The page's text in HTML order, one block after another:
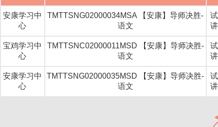
安康学习中
心
TMTTSNG02000034MSA 【安康】导师决胜-
语文
试
讲
宝鸡学习中
心
TMTTSNC02000011MSD 【安康】导师决胜-
语文
试
讲
安康学习中
心
TMTTSNG02000035MSD 【安康】导师决胜-
语文
试
讲